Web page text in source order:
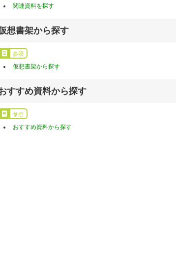
関連資料を探す
想書架から探す
参照
仮想書架から探す
すすめ資料から探す
参照
おすすめ資料から探す